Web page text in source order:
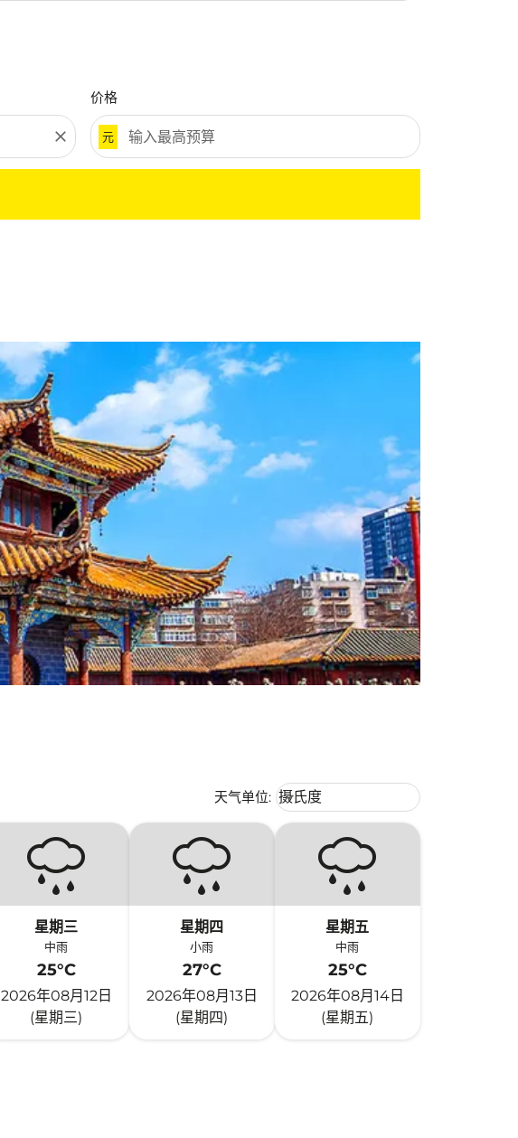
close
价格
元
天气单位: Weather unit option 摄氏度
摄氏度
keyboard_arrow_down
星期三
中雨
25°C
2026年08月12日
(星期三)
星期四
小雨
27°C
2026年08月13日
(星期四)
星期五
中雨
25°C
2026年08月14日
(星期五)